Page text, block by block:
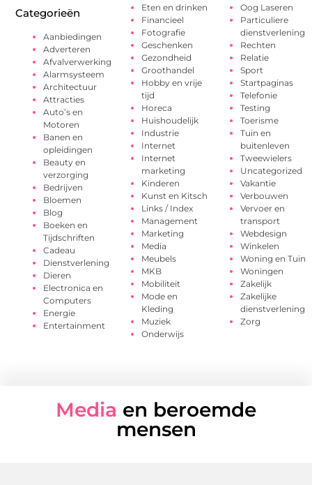
Categorieën
Aanbiedingen
Adverteren
Afvalverwerking
Alarmsysteem
Architectuur
Attracties
Auto’s en
Motoren
Banen en
opleidingen
Beauty en
verzorging
Bedrijven
Bloemen
Blog
Boeken en
Tijdschriften
Cadeau
Dienstverlening
Dieren
Electronica en
Computers
Energie
Entertainment
Eten en drinken
Financieel
Fotografie
Geschenken
Gezondheid
Groothandel
Hobby en vrije
tijd
Horeca
Huishoudelijk
Industrie
Internet
Internet
marketing
Kinderen
Kunst en Kitsch
Links / Index
Management
Marketing
Media
Meubels
MKB
Mobiliteit
Mode en
Kleding
Muziek
Onderwijs
Oog Laseren
Particuliere
dienstverlening
Rechten
Relatie
Sport
Startpaginas
Telefonie
Testing
Toerisme
Tuin en
buitenleven
Tweewielers
Uncategorized
Vakantie
Verbouwen
Vervoer en
transport
Webdesign
Winkelen
Woning en Tuin
Woningen
Zakelijk
Zakelijke
dienstverlening
Zorg
Media en beroemde
mensen